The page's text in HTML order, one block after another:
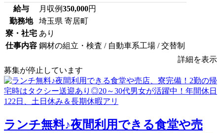
給与 月収例350,000円
勤務地
埼玉県 寄居町
寮・社宅 あり
仕事内容 鋼材の組立・検査 / 自動車系工場 / 交替制
詳細を表示
募集が停止しています
ランチ無料♪夜間利用できる食堂や売